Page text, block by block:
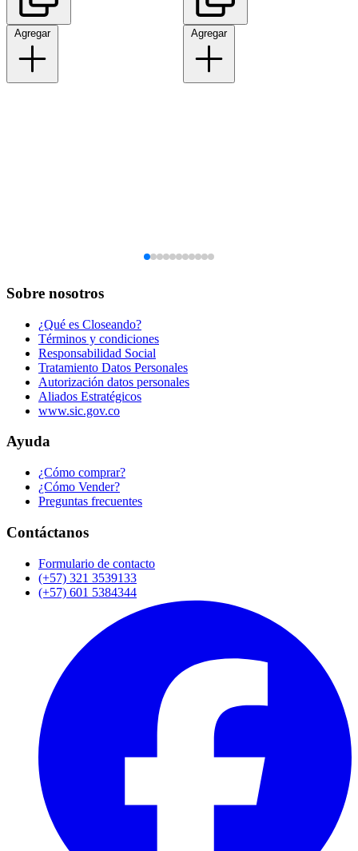
Agregar Agregar
Sobre nosotros
¿Qué es Closeando?
Términos y condiciones
Responsabilidad Social
Tratamiento Datos Personales
Autorización datos personales
Aliados Estratégicos
www.sic.gov.co
Ayuda
¿Cómo comprar?
¿Cómo Vender?
Preguntas frecuentes
Contáctanos
Formulario de contacto
(+57) 321 3539133
(+57) 601 5384344